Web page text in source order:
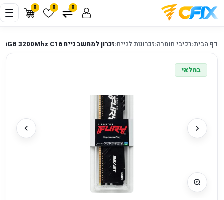
0 0 0
דף הבית‹רכיבי חומרה‹זכרונות לנייח‹זכרון למחשב נייח Kingston Fury Beast DDR4 16GB 3200Mhz C16
במלאי